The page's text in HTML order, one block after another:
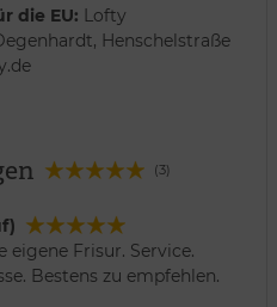
die EU: Lofty
Henschelstraße
(3)
eigene Frisur. Service.
Bestens zu empfehlen.